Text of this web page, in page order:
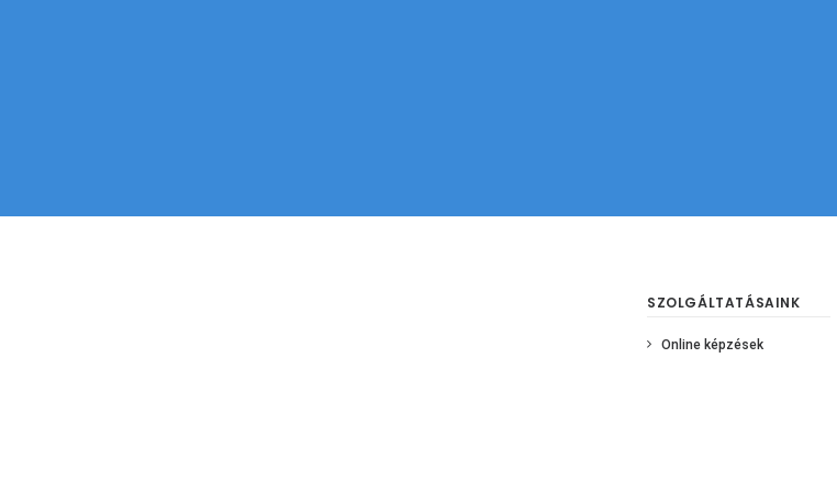
SZOLGÁLTATÁSAINK
Online képzések